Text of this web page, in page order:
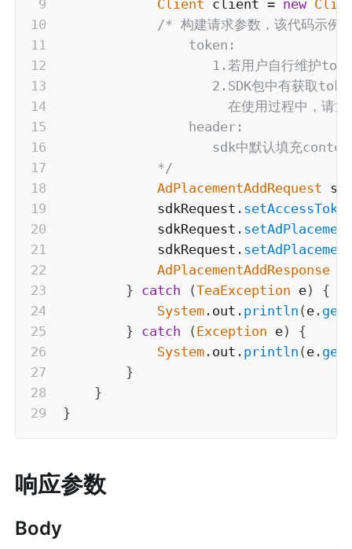
Client client = new
/* 构建请求参数，该代码示例
                token:
1.若用户自行维护
2.SDK包中有获取
在使用过程中，请注
                header:
sdk中默认填充
            */
AdPlacementAddRequest
            sdkRequest
.
            sdkRequest
.
            sdkRequest
.
AdPlacementAddResponse
} catch (TeaException e)
{
System . out . println ( e .
} catch ( Exception e)
{
System . out . println ( e .
}
}
}
响应参数
Body